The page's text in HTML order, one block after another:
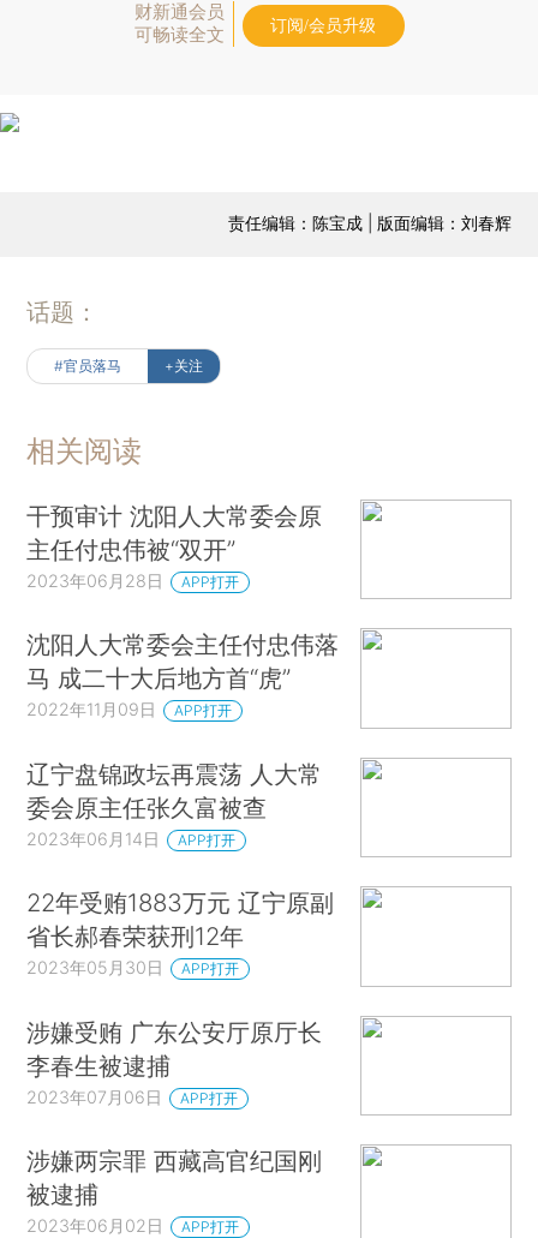
财新通会员
可畅读全文
订阅/会员升级
责任编辑：陈宝成 | 版面编辑：刘春辉
话题：
#官员落马 +关注
相关阅读
干预审计 沈阳人大常委会原
主任付忠伟被“双开”
2023年06月28日 APP打开
沈阳人大常委会主任付忠伟落
马 成二十大后地方首“虎”
2022年11月09日 APP打开
辽宁盘锦政坛再震荡 人大常
委会原主任张久富被查
2023年06月14日 APP打开
22年受贿1883万元 辽宁原副
省长郝春荣获刑12年
2023年05月30日 APP打开
涉嫌受贿 广东公安厅原厅长
李春生被逮捕
2023年07月06日 APP打开
涉嫌两宗罪 西藏高官纪国刚
被逮捕
2023年06月02日 APP打开